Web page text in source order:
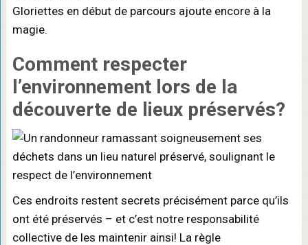
Gloriettes en début de parcours ajoute encore à la
magie.
Comment respecter
l’environnementlors de la
découverte de lieux préservés?
Ces endroits restent secrets précisément parce qu’ils
ont été préservés – et c’est notre responsabilité
collective de les maintenir ainsi! La règle